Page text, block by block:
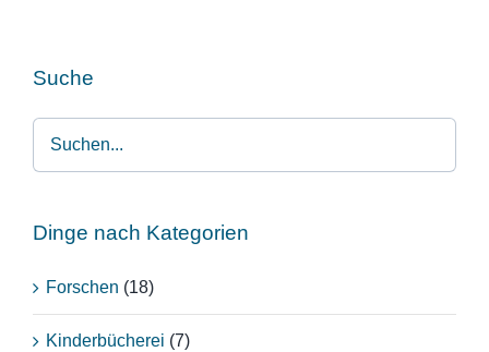
Suche
Dinge nach Kategorien
Forschen (18)
Kinderbücherei (7)